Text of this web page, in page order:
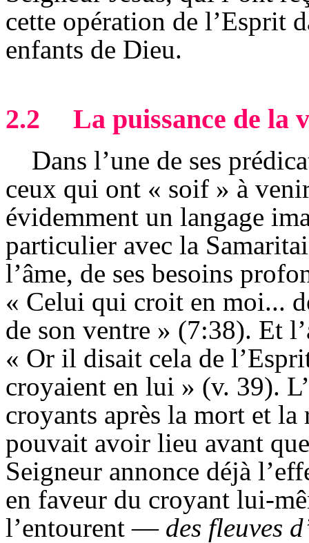
cette opération de l’Esprit
enfants de Dieu.
2.2 La puissance de la
Dans l’une de ses
ceux qui ont « soif » à
évidemment un langage
particulier avec la
l’âme, de ses besoins
« Celui qui croit en moi...
de son ventre » (7:38). Et
« Or il disait cela de
croyaient en lui » (v. 39).
croyants après la mort et
pouvait avoir lieu avant
Seigneur annonce déjà
en faveur du croyant lui-
l’entourent — des fleuves